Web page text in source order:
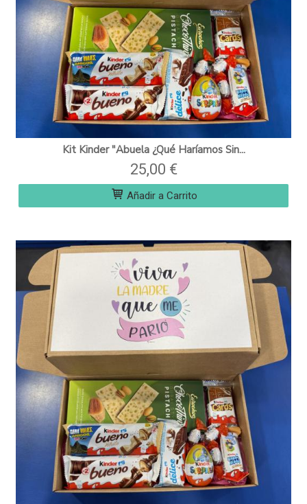
Kit Kinder "Abuela ¿Qué Haríamos Sin...
25,00 €
Añadir a Carrito